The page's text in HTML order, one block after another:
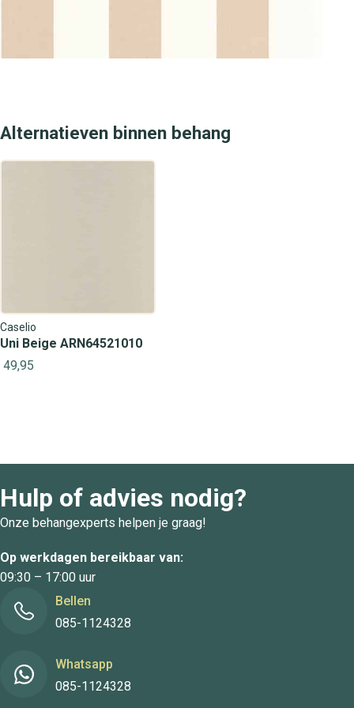
Alternatieven binnen behang
Caselio
Uni Beige ARN64521010
49,95
Hulp of advies nodig?
Onze behangexperts helpen je graag!
Op werkdagen bereikbaar van:
09:30 – 17:00 uur
Bellen
085-1124328
Whatsapp
085-1124328